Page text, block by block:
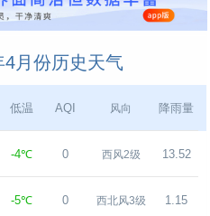
月份历史天气
低温 AQI 风向 降雨量
-4℃ 0 西风2级 13.52
-5℃ 0 西北风3级 1.15